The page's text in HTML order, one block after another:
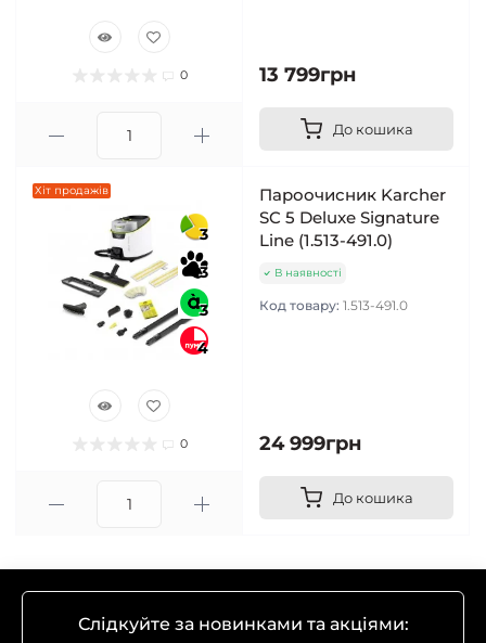
0 13 799грн
До кошика
Хіт продажів
3
3
3
4
0
Пароочисник Karcher
SC 5 Deluxe Signature
Line (1.513-491.0)
В наявності
Код товару: 1.513-491.0
24 999грн
До кошика
Слідкуйте за новинками та акціями: